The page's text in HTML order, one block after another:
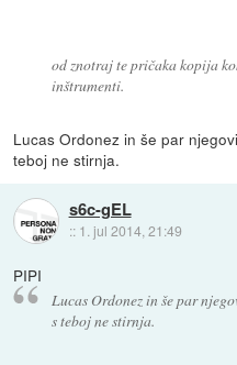
od znotraj te pričaka kopija
inštrumenti.
Lucas Ordonez in še par
teboj ne stirnja.
s6c-gEL
:: 1. jul 2014, 21:49
PIPI
Lucas Ordonez in še par
s teboj ne stirnja.